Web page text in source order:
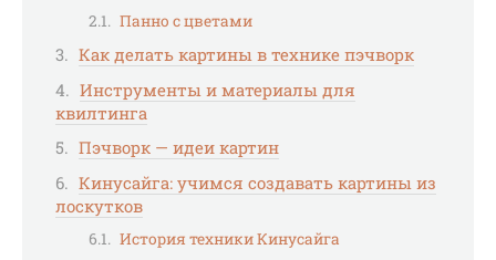
Панно с цветами
Как делать картины в технике пэчворк
Инструменты и материалы для
квилтинга
Пэчворк — идеи картин
Кинусайга: учимся создавать картины из
лоскутков
История техники Кинусайга